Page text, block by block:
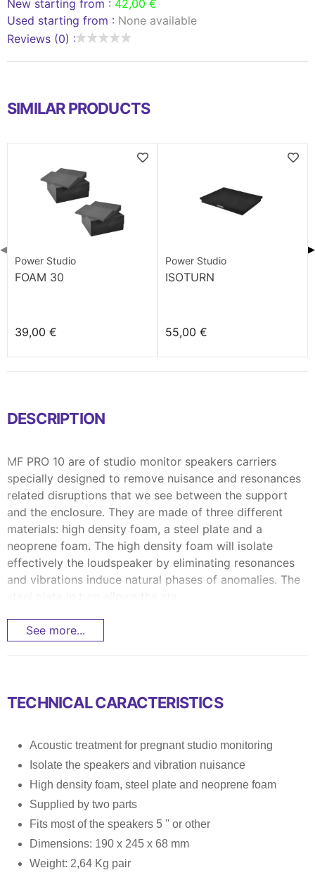
New starting from : 42,00 €
Used starting from : None available
Reviews (0) :
SIMILAR PRODUCTS
Power Studio
FOAM 30
39,00 €
Power Studio
ISOTURN
55,00 €
◀ ▶
DESCRIPTION
MF PRO 10 are of studio monitor speakers carriers
specially designed to remove nuisance and resonances
related disruptions that we see between the support
and the enclosure. They are made of three different
materials: high density foam, a steel plate and a
neoprene foam. The high density foam will isolate
effectively the loudspeaker by eliminating resonances
and vibrations induce natural phases of anomalies. The
See more...
TECHNICAL CARACTERISTICS
Acoustic treatment for pregnant studio monitoring
Isolate the speakers and vibration nuisance
High density foam, steel plate and neoprene foam
Supplied by two parts
Fits most of the speakers 5 '' or other
Dimensions: 190 x 245 x 68 mm
Weight: 2,64 Kg pair